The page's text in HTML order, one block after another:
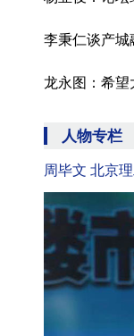
李秉仁谈产城
龙永图：希望
人物专栏